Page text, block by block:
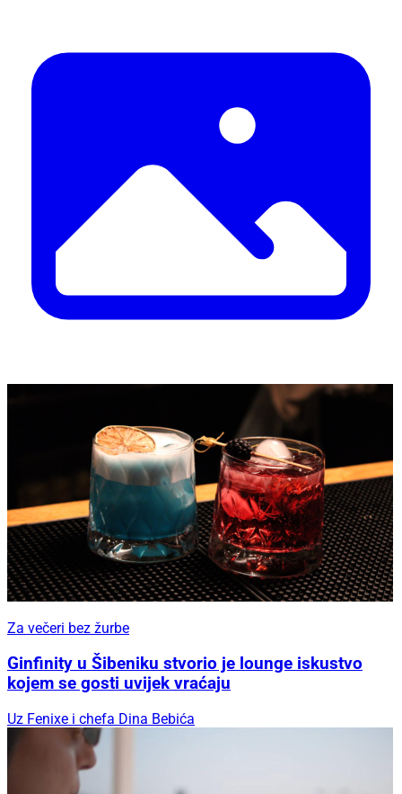
Za večeri bez žurbe
Ginfinity u Šibeniku stvorio je lounge iskustvo
kojem se gosti uvijek vraćaju
Uz Fenixe i chefa Dina Bebića